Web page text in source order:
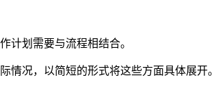
计划需要与流程相结合。
情况，以简短的形式将这些方面具体展开。